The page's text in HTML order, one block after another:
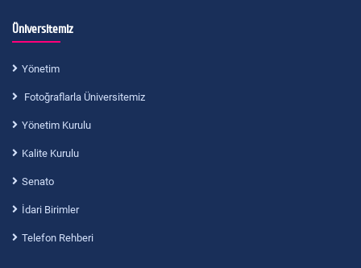
Üniversitemiz
Yönetim
Fotoğraflarla Üniversitemiz
Yönetim Kurulu
Kalite Kurulu
Senato
İdari Birimler
Telefon Rehberi